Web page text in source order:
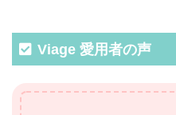
Viage 愛用者の声